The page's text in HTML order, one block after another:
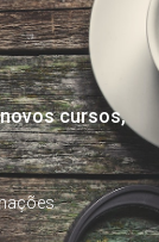
cursos,